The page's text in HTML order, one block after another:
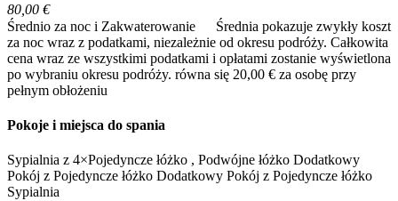
80,00 €
Średnio za noc i Zakwaterowanie
Średnia pokazuje zwykły koszt
za noc wraz z podatkami, niezależnie od okresu podróży. Całkowita
cena wraz ze wszystkimi podatkami i opłatami zostanie wyświetlona
po wybraniu okresu podróży. równa się 20,00 € za osobę przy
pełnym obłożeniu
Pokoje i miejsca do spania
Sypialnia z 4×Pojedyncze łóżko , Podwójne łóżko Dodatkowy
Pokój z Pojedyncze łóżko Dodatkowy Pokój z Pojedyncze łóżko
Sypialnia